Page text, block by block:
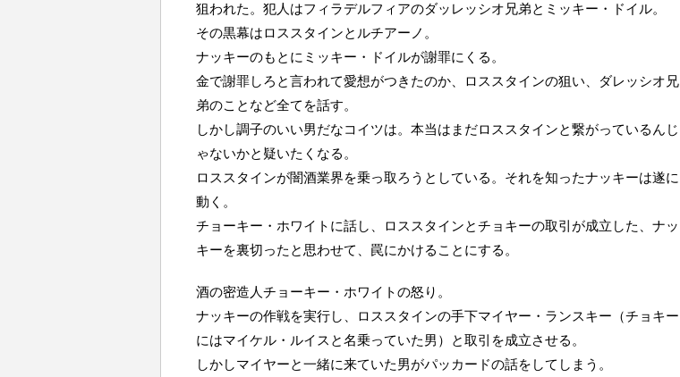
狙われた。犯人はフィラデルフィアのダッレッシオ兄弟とミッキー・ドイル。
その黒幕はロススタインとルチアーノ。
ナッキーのもとにミッキー・ドイルが謝罪にくる。
金で謝罪しろと言われて愛想がつきたのか、ロススタインの狙い、ダレッシオ兄
弟のことなど全てを話す。
しかし調子のいい男だなコイツは。本当はまだロススタインと繋がっているんじ
ゃないかと疑いたくなる。
ロススタインが闇酒業界を乗っ取ろうとしている。それを知ったナッキーは遂に
動く。
チョーキー・ホワイトに話し、ロススタインとチョキーの取引が成立した、ナッ
キーを裏切ったと思わせて、罠にかけることにする。
酒の密造人チョーキー・ホワイトの怒り。
ナッキーの作戦を実行し、ロススタインの手下マイヤー・ランスキー（チョキー
にはマイケル・ルイスと名乗っていた男）と取引を成立させる。
しかしマイヤーと一緒に来ていた男がパッカードの話をしてしまう。